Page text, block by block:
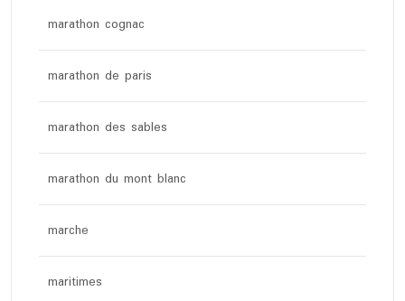
marathon cognac
marathon de paris
marathon des sables
marathon du mont blanc
marche
maritimes